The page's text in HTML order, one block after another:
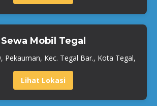
Sewa Mobil Tegal
Pekauman, Kec. Tegal Bar., Kota Tegal,
Lihat Lokasi